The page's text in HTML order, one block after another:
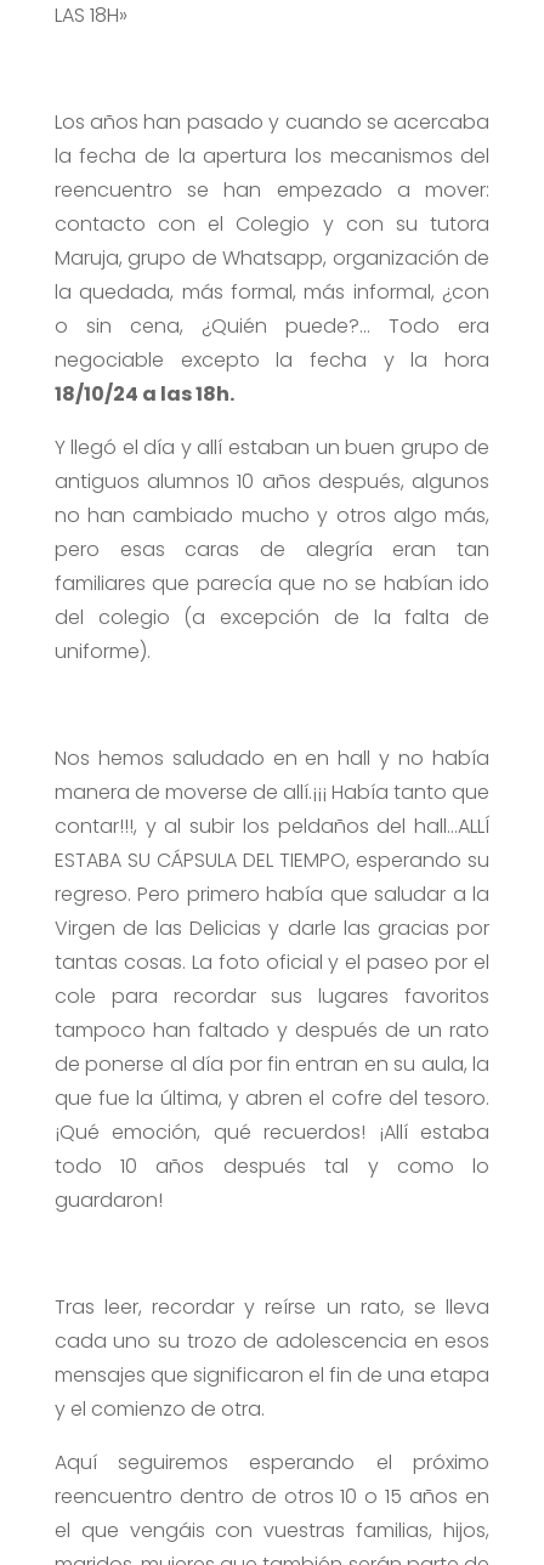
LAS 18H»
Los años han pasado y cuando se acercaba
la fecha de la apertura los mecanismos del
reencuentro se han empezado a mover:
contacto con el Colegio y con su tutora
Maruja, grupo de Whatsapp, organización de
la quedada, más formal, más informal, ¿con
o sin cena, ¿Quién puede?… Todo era
negociable excepto la fecha y la hora
18/10/24 a las 18h.
Y llegó el día y allí estaban un buen grupo de
antiguos alumnos 10 años después, algunos
no han cambiado mucho y otros algo más,
pero esas caras de alegría eran tan
familiares que parecía que no se habían ido
del colegio (a excepción de la falta de
uniforme).
Nos hemos saludado en en hall y no había
manera de moverse de allí.¡¡¡ Había tanto que
contar!!!, y al subir los peldaños del hall…ALLÍ
ESTABA SU CÁPSULA DEL TIEMPO, esperando su
regreso. Pero primero había que saludar a la
Virgen de las Delicias y darle las gracias por
tantas cosas. La foto oficial y el paseo por el
cole para recordar sus lugares favoritos
tampoco han faltado y después de un rato
de ponerse al día por fin entran en su aula, la
que fue la última, y abren el cofre del tesoro.
¡Qué emoción, qué recuerdos! ¡Allí estaba
todo 10 años después tal y como lo
guardaron!
Tras leer, recordar y reírse un rato, se lleva
cada uno su trozo de adolescencia en esos
mensajes que significaron el fin de una etapa
y el comienzo de otra.
Aquí seguiremos esperando el próximo
reencuentro dentro de otros 10 o 15 años en
el que vengáis con vuestras familias, hijos,